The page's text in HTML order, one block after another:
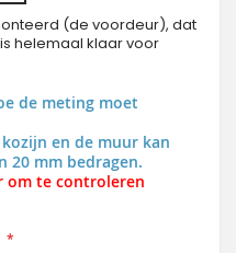
(de voordeur), dat
helemaal klaar voor
de meting moet
en de muur kan
20 mm bedragen.
om te controleren